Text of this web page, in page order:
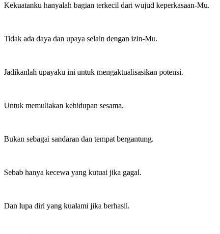
Kekuatanku hanyalah bagian terkecil dari wujud keperkasaan-Mu.
Tidak ada daya dan upaya selain dengan izin-Mu.
Jadikanlah upayaku ini untuk mengaktualisasikan potensi.
Untuk memuliakan kehidupan sesama.
Bukan sebagai sandaran dan tempat bergantung.
Sebab hanya kecewa yang kutuai jika gagal.
Dan lupa diri yang kualami jika berhasil.